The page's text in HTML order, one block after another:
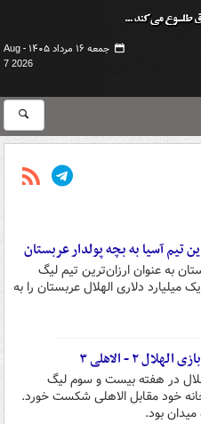
جمعه ۱۶ مرداد ۱۴۰۵ -
Aug
7 2026
تیم آسیا به بچه پولدار عربستان
به عنوان ارزان‌ترین تیم لیگ
میلیارد دلاری الهلال عربستان را به
۲ - الاهلی ۳
در هفته بیست و سوم لیگ
خود مقابل الاهلی شکست خورد.
بود.